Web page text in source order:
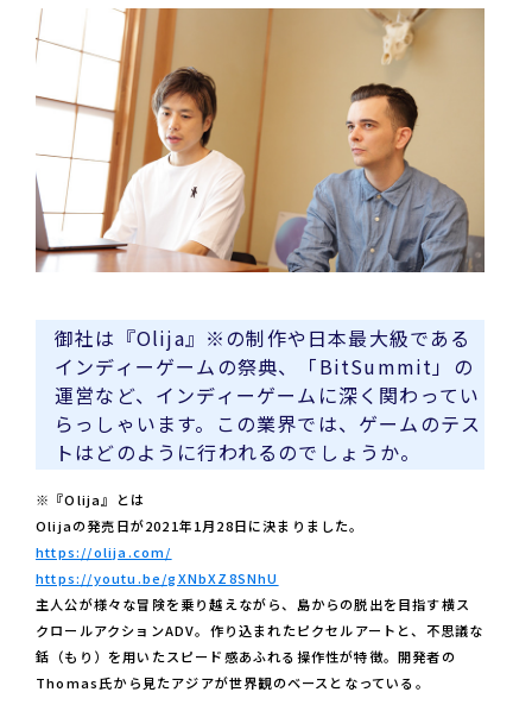
御社は『Olija』※の制作や日本最大級である
インディーゲームの祭典、「BitSummit」の
運営など、インディーゲームに深く関わってい
らっしゃいます。この業界では、ゲームのテス
トはどのように行われるのでしょうか。
※『Olija』とは
Olijaの発売日が2021年1月28日に決まりました。
https://olija.com/
https://youtu.be/gXNbXZ8SNhU
主人公が様々な冒険を乗り越えながら、島からの脱出を目指す横ス
クロールアクションADV。作り込まれたピクセルアートと、不思議な
銛（もり）を用いたスピード感あふれる操作性が特徴。開発者の
Thomas氏から見たアジアが世界観のベースとなっている。